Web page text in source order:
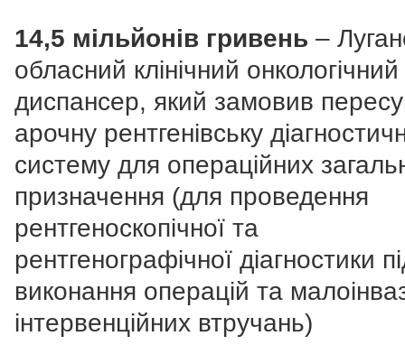
14,5 мільйонів гривень –
обласний клінічний онкологічний
диспансер, який замовив
арочну рентгенівську
систему для операційних
призначення (для проведення
рентгеноскопічної та
рентгенографічної діагностики
виконання операцій та
інтервенційних втручань)